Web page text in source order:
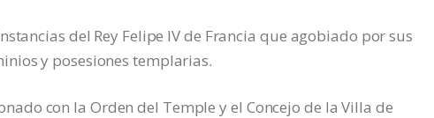
del Rey Felipe IV de Francia que agobiado por sus
y posesiones templarias.
con la Orden del Temple y el Concejo de la Villa de